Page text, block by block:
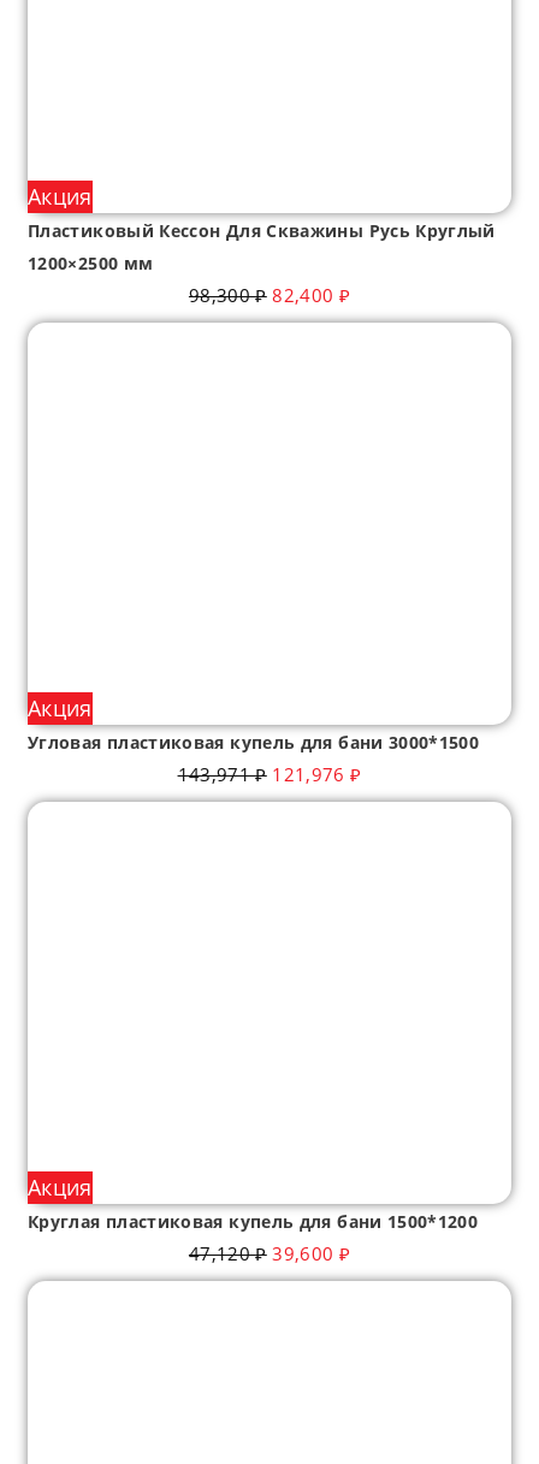
Акция
Пластиковый Кессон Для Скважины Русь Круглый
1200×2500 мм
98,300₽ 82,400 ₽
Акция
Угловая пластиковая купель для бани 3000*1500
143,971₽ 121,976₽
Акция
Круглая пластиковая купель для бани 1500*1200
47,120₽ 39,600 ₽